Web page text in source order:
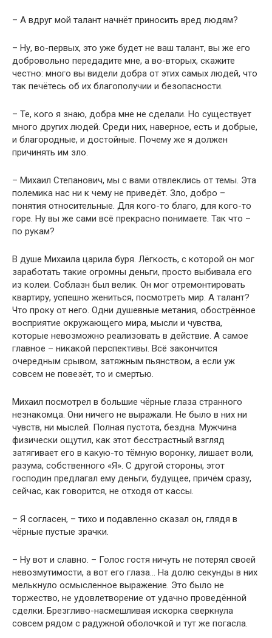
– А вдруг мой талант начнёт приносить вред людям?
– Ну, во-первых, это уже будет не ваш талант, вы же его
добровольно передадите мне, а во-вторых, скажите
честно: много вы видели добра от этих самых людей, что
так печётесь об их благополучии и безопасности.
– Те, кого я знаю, добра мне не сделали. Но существует
много других людей. Среди них, наверное, есть и добрые,
и благородные, и достойные. Почему же я должен
причинять им зло.
– Михаил Степанович, мы с вами отвлеклись от темы. Эта
полемика нас ни к чему не приведёт. Зло, добро –
понятия относительные. Для кого-то благо, для кого-то
горе. Ну вы же сами всё прекрасно понимаете. Так что –
по рукам?
В душе Михаила царила буря. Лёгкость, с которой он мог
заработать такие огромны деньги, просто выбивала его
из колеи. Соблазн был велик. Он мог отремонтировать
квартиру, успешно жениться, посмотреть мир. А талант?
Что проку от него. Одни душевные метания, обострённое
восприятие окружающего мира, мысли и чувства,
которые невозможно реализовать в действие. А самое
главное – никакой перспективы. Всё закончится
очередным срывом, затяжным пьянством, а если уж
совсем не повезёт, то и смертью.
Михаил посмотрел в большие чёрные глаза странного
незнакомца. Они ничего не выражали. Не было в них ни
чувств, ни мыслей. Полная пустота, бездна. Мужчина
физически ощутил, как этот бесстрастный взгляд
затягивает его в какую-то тёмную воронку, лишает воли,
разума, собственного «Я». С другой стороны, этот
господин предлагал ему деньги, будущее, причём сразу,
сейчас, как говорится, не отходя от кассы.
– Я согласен, – тихо и подавленно сказал он, глядя в
чёрные пустые зрачки.
– Ну вот и славно. – Голос гостя ничуть не потерял своей
невозмутимости, а вот его глаза… На долю секунды в них
мелькнуло осмысленное выражение. Это было не
торжество, не удовлетворение от удачно проведённой
сделки. Брезгливо-насмешливая искорка сверкнула
совсем рядом с радужной оболочкой и тут же погасла.